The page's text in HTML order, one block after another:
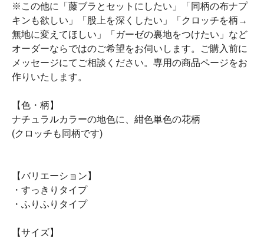
※この他に「藤ブラとセットにしたい」「同柄の布ナプ
キンも欲しい」「股上を深くしたい」「クロッチを柄→
無地に変えてほしい」「ガーゼの裏地をつけたい」など
オーダーならではのご希望をお伺いします。ご購入前に
メッセージにてご相談ください。専用の商品ページをお
作りいたします。
【色・柄】
ナチュラルカラーの地色に、紺色単色の花柄
(クロッチも同柄です)
【バリエーション】
・すっきりタイプ
・ふりふりタイプ
【サイズ】